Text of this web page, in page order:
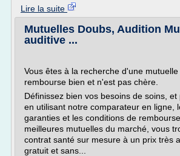
Lire la suite
Mutuelles Doubs, Audition
auditive ...
Vous êtes à la recherche d'une
rembourse bien et n'est pas chère.
Définissez bien vos besoins de soins, et
en utilisant notre comparateur en ligne,
garanties et les conditions de
meilleures mutuelles du marché, vous
contrat santé sur mesure à un prix très
gratuit et sans...